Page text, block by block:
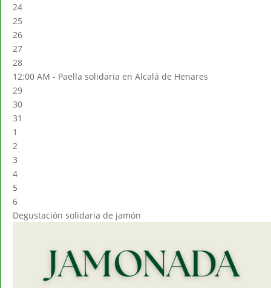
24
25
26
27
28
12:00 AM - Paella solidaria en Alcalá de Henares
29
30
31
1
2
3
4
5
6
Degustación solidaria de jamón